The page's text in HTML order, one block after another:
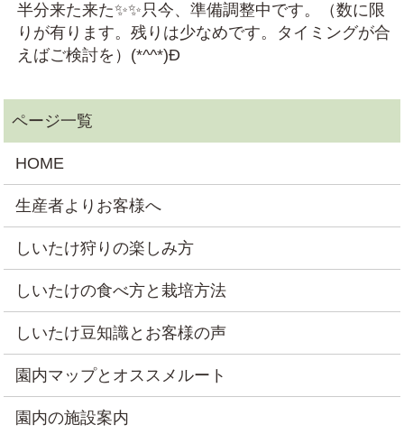
半分来た来た✨✨只今、準備調整中です。（数に限
りが有ります。残りは少なめです。タイミングが合
えばご検討を）(*^^*)Ð
HOME
生産者よりお客様へ
しいたけ狩りの楽しみ方
しいたけの食べ方と栽培方法
しいたけ豆知識とお客様の声
園内マップとオススメルート
園内の施設案内